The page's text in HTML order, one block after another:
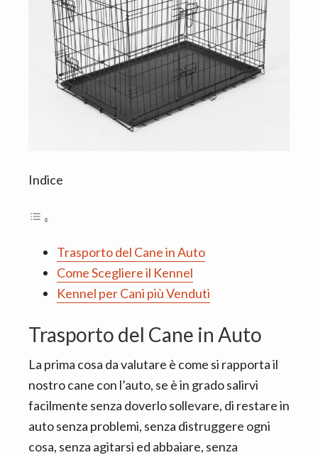
Indice
Trasporto del Cane in Auto
Come Scegliere il Kennel
Kennel per Cani più Venduti
Trasporto del Cane in Auto
La prima cosa da valutare è come si rapporta il
nostro cane con l’auto, se è in grado salirvi
facilmente senza doverlo sollevare, di restare in
auto senza problemi, senza distruggere ogni
cosa, senza agitarsi ed abbaiare, senza